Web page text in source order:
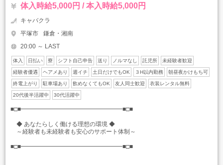
体入時給5,000円 / 本入時給5,000円
キャバクラ
平塚市
鎌倉・湘南
20:00 ～ LAST
体入 日払い 寮 シフト自己申告 送り ノルマなし 託児所 未経験者歓迎
経験者優遇 ヘアメあり 週イチ 土日だけでもOK ３H以内勤務 朝昼夜かけもち可
終電上がり 駐車場あり 飲めなくてもOK 友人同士歓迎 衣装レンタル無料
20代後半活躍中 30代活躍中
■□■━━━━━━━━━━━━━━━━━■□■
◆ あなたらしく働ける理想の環境 ◆
～経験者も未経験者も安心のサポート体制～
■□■━━━━━━━━━━━━━━━━━■□■